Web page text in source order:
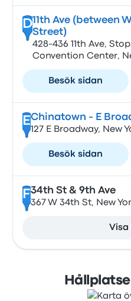
D11th Ave (between
Street)
428-436 11th Ave,
Convention Center,
Besök sidan
EChinatown - E
127 E Broadway, New
Besök sidan
F34th St & 9th Ave
367 W 34th St, New
Visa